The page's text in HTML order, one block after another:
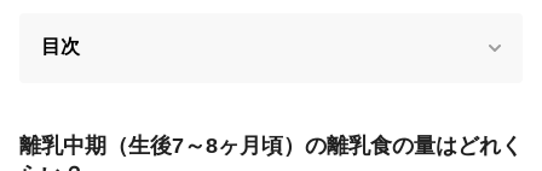
目次
離乳中期（生後7～8ヶ月頃）の離乳食の量はどれく